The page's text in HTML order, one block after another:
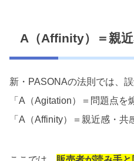
A（Affinity）＝親
新・PASONAの法則では、
「A（Agitation）＝問題点を
「A（Affinity）＝親近感・共